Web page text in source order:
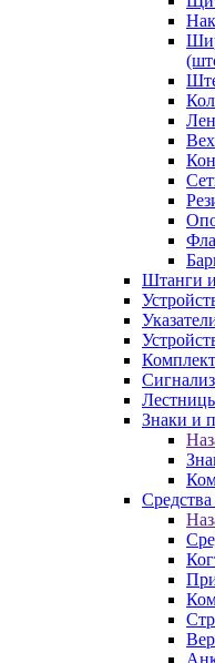
Штанги
Знаки и